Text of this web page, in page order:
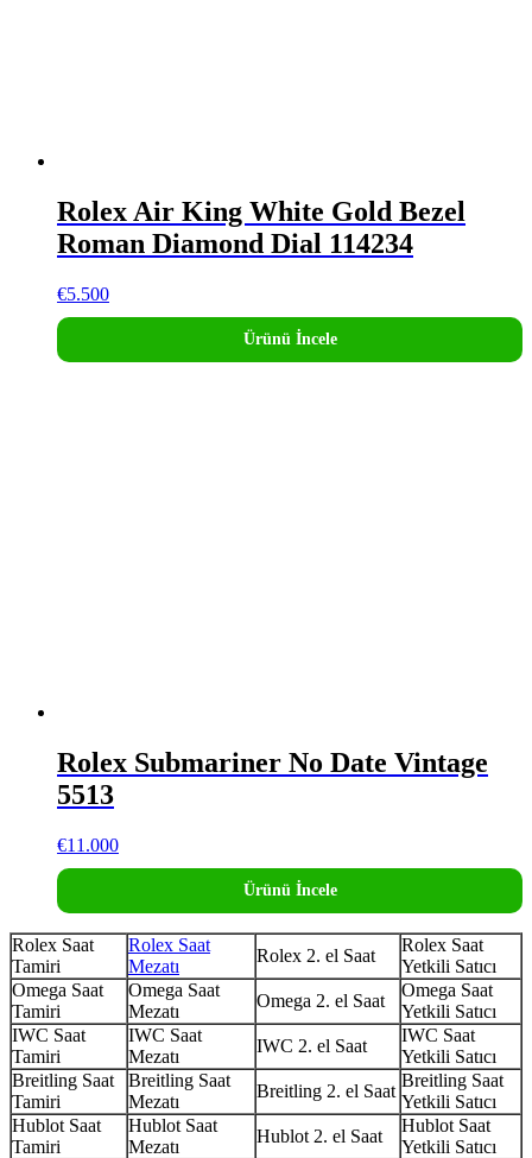
Rolex Air King White Gold Bezel
Roman Diamond Dial 114234
€5.500
Ürünü İncele
Rolex Submariner No Date Vintage
5513
€11.000
Ürünü İncele
Rolex Saat
Tamiri
Rolex Saat
Mezatı
Rolex 2. el Saat
Rolex Saat
Yetkili Satıcı
Omega Saat
Tamiri
Omega Saat
Mezatı
Omega 2. el Saat
Omega Saat
Yetkili Satıcı
IWC Saat
Tamiri
IWC Saat
Mezatı
IWC 2. el Saat
IWC Saat
Yetkili Satıcı
Breitling Saat
Tamiri
Breitling Saat
Mezatı
Breitling 2. el Saat
Breitling Saat
Yetkili Satıcı
Hublot Saat
Tamiri
Hublot Saat
Mezatı
Hublot 2. el Saat
Hublot Saat
Yetkili Satıcı